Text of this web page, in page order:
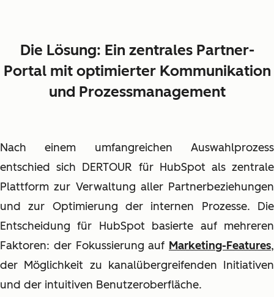
Die Lösung: Ein zentrales Partner-
Portal mit optimierter Kommunikation
und Prozessmanagement
Nach einem umfangreichen Auswahlprozess
entschied sich DERTOUR für HubSpot als zentrale
Plattform zur Verwaltung aller Partnerbeziehungen
und zur Optimierung der internen Prozesse. Die
Entscheidung für HubSpot basierte auf mehreren
Faktoren: der Fokussierung auf Marketing-Features,
der Möglichkeit zu kanalübergreifenden Initiativen
und der intuitiven Benutzeroberfläche.